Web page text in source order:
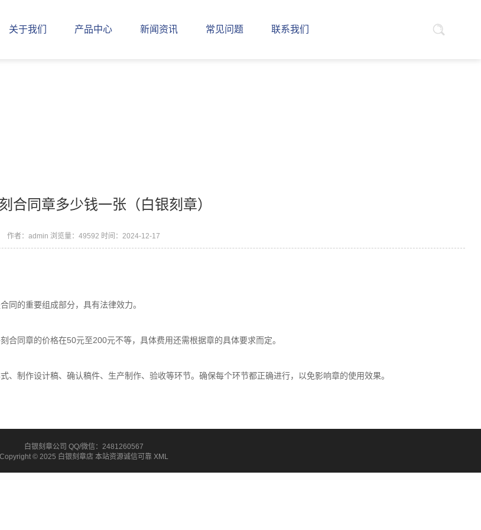
关于我们 产品中心 新闻资讯 常见问题 联系我们
合同章多少钱一张（白银刻章）
作者：admin 浏览量：49592 时间：2024-12-17
同的重要组成部分，具有法律效力。
同章的价格在50元至200元不等，具体费用还需根据章的具体要求而定。
制作设计稿、确认稿件、生产制作、验收等环节。确保每个环节都正确进行，以免影响章的使用效果。
白银刻章公司 QQ/微信：2481260567
Copyright © 2025 白银刻章店 本站资源诚信可靠 XML